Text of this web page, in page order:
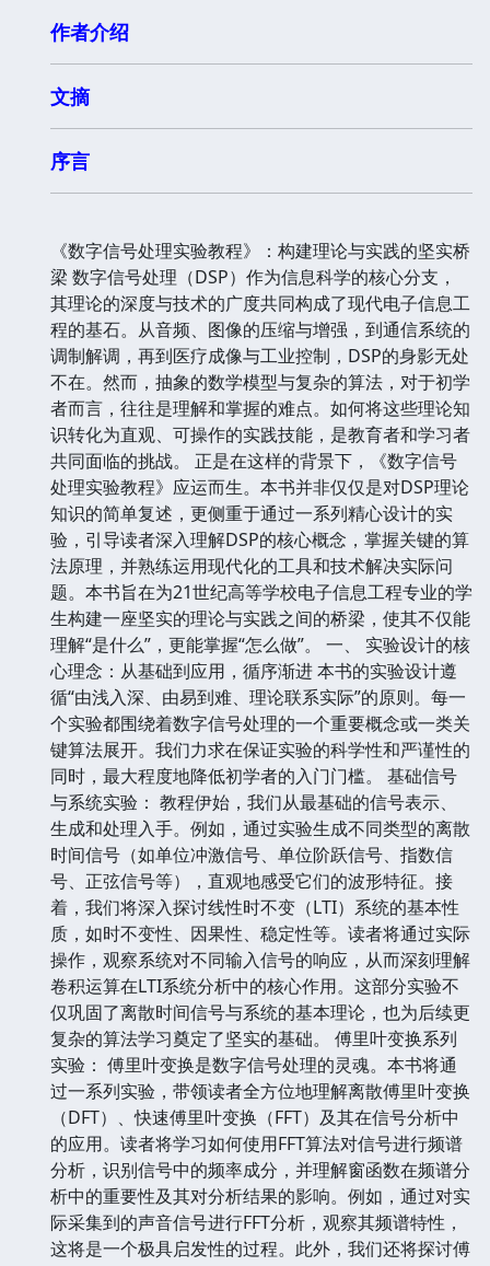
作者介绍
文摘
序言
《数字信号处理实验教程》：构建理论与实践的坚实桥
梁 数字信号处理（DSP）作为信息科学的核心分支，
其理论的深度与技术的广度共同构成了现代电子信息工
程的基石。从音频、图像的压缩与增强，到通信系统的
调制解调，再到医疗成像与工业控制，DSP的身影无处
不在。然而，抽象的数学模型与复杂的算法，对于初学
者而言，往往是理解和掌握的难点。如何将这些理论知
识转化为直观、可操作的实践技能，是教育者和学习者
共同面临的挑战。 正是在这样的背景下，《数字信号
处理实验教程》应运而生。本书并非仅仅是对DSP理论
知识的简单复述，更侧重于通过一系列精心设计的实
验，引导读者深入理解DSP的核心概念，掌握关键的算
法原理，并熟练运用现代化的工具和技术解决实际问
题。本书旨在为21世纪高等学校电子信息工程专业的学
生构建一座坚实的理论与实践之间的桥梁，使其不仅能
理解“是什么”，更能掌握“怎么做”。 一、 实验设计的核
心理念：从基础到应用，循序渐进 本书的实验设计遵
循“由浅入深、由易到难、理论联系实际”的原则。每一
个实验都围绕着数字信号处理的一个重要概念或一类关
键算法展开。我们力求在保证实验的科学性和严谨性的
同时，最大程度地降低初学者的入门门槛。 基础信号
与系统实验： 教程伊始，我们从最基础的信号表示、
生成和处理入手。例如，通过实验生成不同类型的离散
时间信号（如单位冲激信号、单位阶跃信号、指数信
号、正弦信号等），直观地感受它们的波形特征。接
着，我们将深入探讨线性时不变（LTI）系统的基本性
质，如时不变性、因果性、稳定性等。读者将通过实际
操作，观察系统对不同输入信号的响应，从而深刻理解
卷积运算在LTI系统分析中的核心作用。这部分实验不
仅巩固了离散时间信号与系统的基本理论，也为后续更
复杂的算法学习奠定了坚实的基础。 傅里叶变换系列
实验： 傅里叶变换是数字信号处理的灵魂。本书将通
过一系列实验，带领读者全方位地理解离散傅里叶变换
（DFT）、快速傅里叶变换（FFT）及其在信号分析中
的应用。读者将学习如何使用FFT算法对信号进行频谱
分析，识别信号中的频率成分，并理解窗函数在频谱分
析中的重要性及其对分析结果的影响。例如，通过对实
际采集到的声音信号进行FFT分析，观察其频谱特性，
这将是一个极具启发性的过程。此外，我们还将探讨傅